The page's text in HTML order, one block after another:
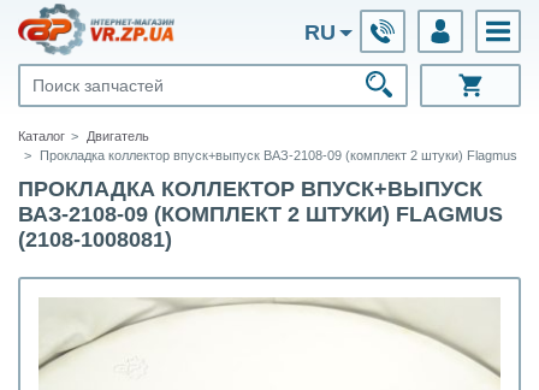
RU
Каталог
Двигатель
Прокладка коллектор впуск+выпуск ВАЗ-2108-09 (комплект 2 штуки) Flagmus
ПРОКЛАДКА КОЛЛЕКТОР ВПУСК+ВЫПУСК
ВАЗ-2108-09 (КОМПЛЕКТ 2 ШТУКИ) FLAGMUS
(2108-1008081)